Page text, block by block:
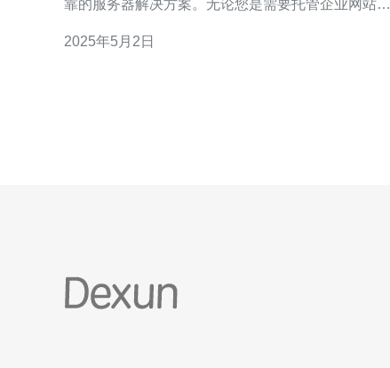
靠的服务器解决方案。无论您是需要托管企业网站、
的需求。 1. 服务器性能卓越：我们提供高性能的物理
2025年5月2日